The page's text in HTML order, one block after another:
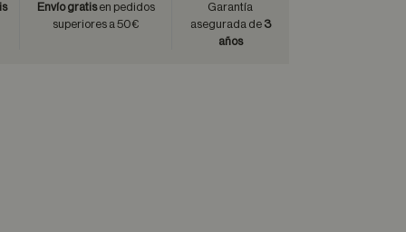
Envío gratisen pedidos
superiores a 50€
Garantía
asegurada de 3
años